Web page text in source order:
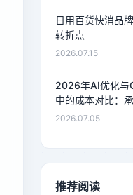
日用百货快消品
转折点
2026.07.15
2026年AI优化与
中的成本对比：
2026.07.05
推荐阅读